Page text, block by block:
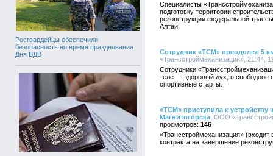
Росгвардейцы обеспечили
безопасность во время празднования
Дня ВДВ
Cпециалисты
подготовку территории
реконструкции федеральной
Алтай.
Сотрудник «ТСМ» преодолел 5
«Трансстроймеханизация», 21:44,
Сотрудники
теле — здоровый дух, в свободное
спортивные старты.
«ТСМ» приступила к устройству
Магнитогорска , ООО
146
«Трансстроймеханизация»
контракта на завершение